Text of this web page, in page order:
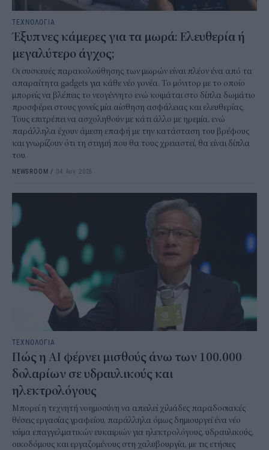
ΤΕΧΝΟΛΟΓΙΑ
Έξυπνες κάμερες για τα μωρά: Ελευθερία ή
μεγαλύτερο άγχος;
Οι συσκευές παρακολούθησης των μωρών είναι πλέον ένα από τα
απαραίτητα gadgets για κάθε νέο γονέα. Το μόνιτορ με το οποίο
μπορείς να βλέπεις το νεογέννητο ενώ κοιμάται στο δίπλα δωμάτιο
προσφέρει στους γονείς μία αίσθηση ασφάλειας και ελευθερίας.
Τους επιτρέπει να ασχοληθούν με κάτι άλλο με ηρεμία, ενώ
παράλληλα έχουν άμεση επαφή με την κατάσταση του βρέφους
και γνωρίζουν ότι τη στιγμή που θα τους χρειαστεί, θα είναι δίπλα
του.
NEWSROOM / 04 Αυγ 2026
ΤΕΧΝΟΛΟΓΙΑ
Πώς η AI φέρνει μισθούς άνω των 100.000
δολαρίων σε υδραυλικούς και
ηλεκτρολόγους
Μπορεί η τεχνητή νοημοσύνη να απειλεί χιλιάδες παραδοσιακές
θέσεις εργασίας γραφείου, παράλληλα όμως δημιουργεί ένα νέο
κύμα επαγγελματικών ευκαιριών για ηλεκτρολόγους, υδραυλικούς,
οικοδόμους και εργαζομένους στη χαλυβουργία, με τις ετήσιες